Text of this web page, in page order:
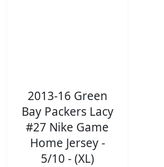
2013-16 Green
Bay Packers Lacy
#27 Nike Game
Home Jersey -
5/10 - (XL)